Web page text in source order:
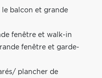
balcon et grande
fenêtre et walk-in
fenêtre et garde-
plancher de